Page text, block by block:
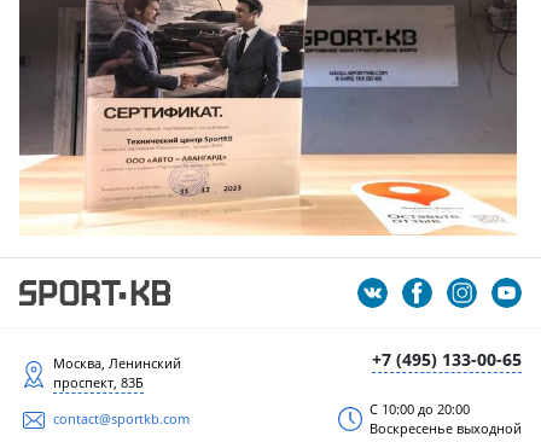
+7 (495) 133-00-65
Москва, Ленинский
проспект, 83Б
contact@sportkb.com
С 10:00 до 20:00
Воскресенье выходной